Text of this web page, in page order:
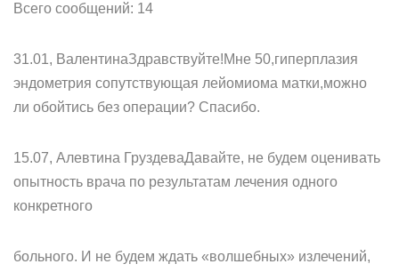
Всего сообщений: 14
31.01, ВалентинаЗдравствуйте!Мне 50,гиперплазия
эндометрия сопутствующая лейомиома матки,можно
ли обойтись без операции? Спасибо.
15.07, Алевтина ГруздеваДавайте, не будем оценивать
опытность врача по результатам лечения одного
конкретного
больного. И не будем ждать «волшебных» излечений,